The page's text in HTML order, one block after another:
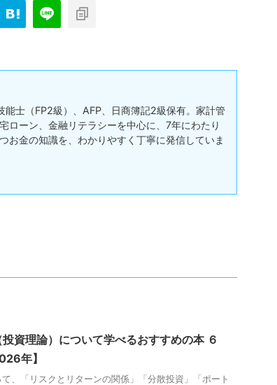
士（FP2級）、AFP、日商簿記2級保有。家計管
ローン、金融リテラシーを中心に、7年にわたり
お金の知識を、わかりやすく丁寧に発信していま
資理論）について学べるおすすめの本 ６
年】
、「リスクとリターンの関係」「分散投資」「ポート